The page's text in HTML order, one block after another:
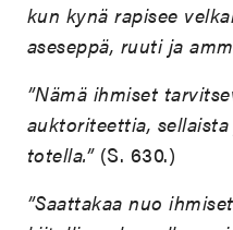
kun kynä rapisee
aseseppä, ruuti ja
”Nämä ihmiset
auktoriteettia,
totella.”(S. 630.)
”Saattakaa nuo